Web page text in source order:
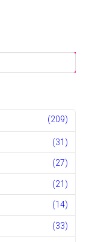
(209)
(31)
(27)
(21)
(14)
(33)